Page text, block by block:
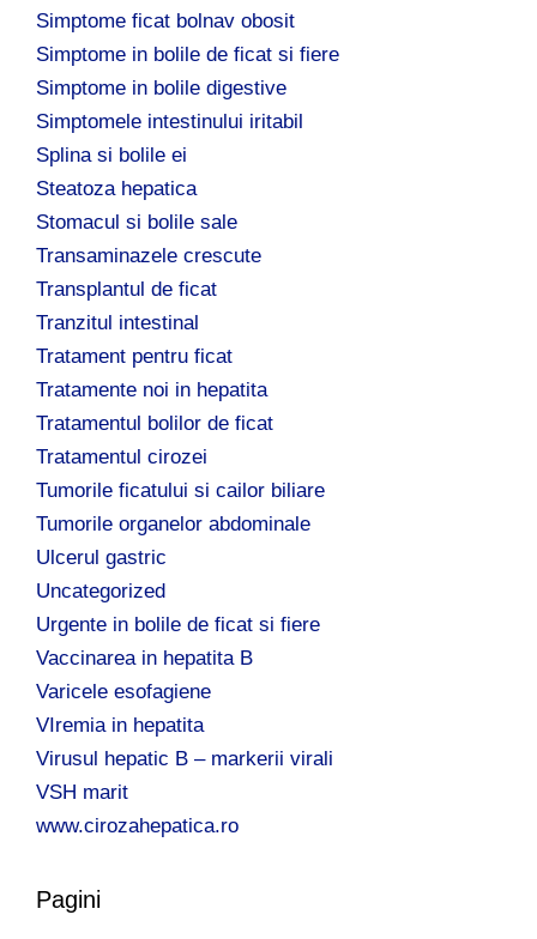
Simptome ficat bolnav obosit
Simptome in bolile de ficat si fiere
Simptome in bolile digestive
Simptomele intestinului iritabil
Splina si bolile ei
Steatoza hepatica
Stomacul si bolile sale
Transaminazele crescute
Transplantul de ficat
Tranzitul intestinal
Tratament pentru ficat
Tratamente noi in hepatita
Tratamentul bolilor de ficat
Tratamentul cirozei
Tumorile ficatului si cailor biliare
Tumorile organelor abdominale
Ulcerul gastric
Uncategorized
Urgente in bolile de ficat si fiere
Vaccinarea in hepatita B
Varicele esofagiene
VIremia in hepatita
Virusul hepatic B – markerii virali
VSH marit
www.cirozahepatica.ro
Pagini